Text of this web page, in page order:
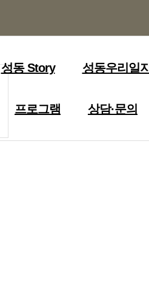
성동 Story 성동우리일지
프로그램 상담·문의